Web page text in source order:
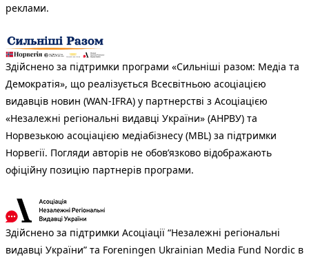
реклами.
Здійснено за підтримки програми «Сильніші разом: Медіа та
Демократія», що реалізується Всесвітньою асоціацією
видавців новин (WAN-IFRA) у партнерстві з Асоціацією
«Незалежні регіональні видавці України» (АНРВУ) та
Норвезькою асоціацією медіабізнесу (MBL) за підтримки
Норвегії. Погляди авторів не обов’язково відображають
офіційну позицію партнерів програми.
Здійснено за підтримки Асоціації “Незалежні регіональні
видавці України” та Foreningen Ukrainian Media Fund Nordic в